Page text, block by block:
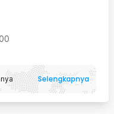
Selengkapnya